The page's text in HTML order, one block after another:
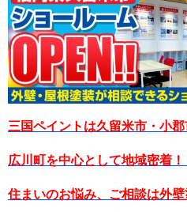
三国ペイントは久留米市・小
広川町を中心として地域密着！
住まいのお悩み、ご相談は外壁